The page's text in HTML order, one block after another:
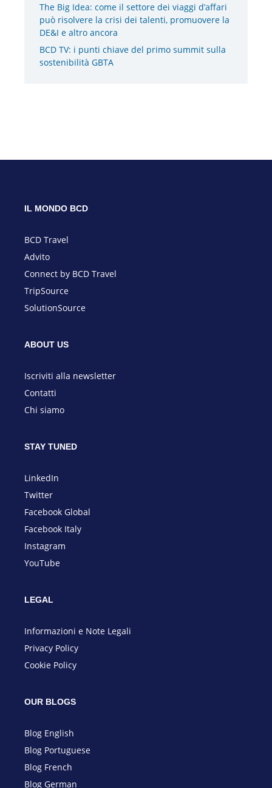
The Big Idea: come il settore dei viaggi d’affari
può risolvere la crisi dei talenti, promuovere la
DE&I e altro ancora
BCD TV: i punti chiave del primo summit sulla
sostenibilità GBTA
IL MONDO BCD
BCD Travel
Advito
Connect by BCD Travel
TripSource
SolutionSource
ABOUT US
Iscriviti alla newsletter
Contatti
Chi siamo
STAY TUNED
LinkedIn
Twitter
Facebook Global
Facebook Italy
Instagram
YouTube
LEGAL
Informazioni e Note Legali
Privacy Policy
Cookie Policy
OUR BLOGS
Blog English
Blog Portuguese
Blog French
Blog German